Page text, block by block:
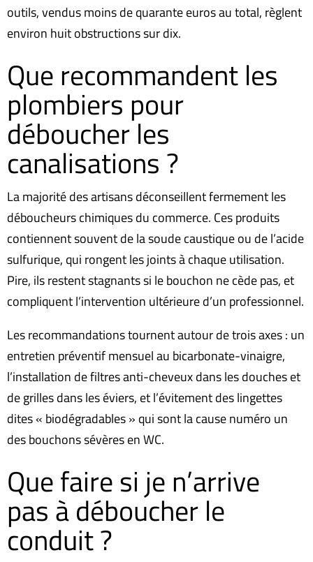
outils, vendus moins de quarante euros au total, règlent
environ huit obstructions sur dix.
Que recommandent les
plombiers pour
déboucher les
canalisations ?
La majorité des artisans déconseillent fermement les
déboucheurs chimiques du commerce. Ces produits
contiennent souvent de la soude caustique ou de l’acide
sulfurique, qui rongent les joints à chaque utilisation.
Pire, ils restent stagnants si le bouchon ne cède pas, et
compliquent l’intervention ultérieure d’un professionnel.
Les recommandations tournent autour de trois axes : un
entretien préventif mensuel au bicarbonate-vinaigre,
l’installation de filtres anti-cheveux dans les douches et
de grilles dans les éviers, et l’évitement des lingettes
dites « biodégradables » qui sont la cause numéro un
des bouchons sévères en WC.
Que faire si je n’arrive
pas à déboucher le
conduit ?